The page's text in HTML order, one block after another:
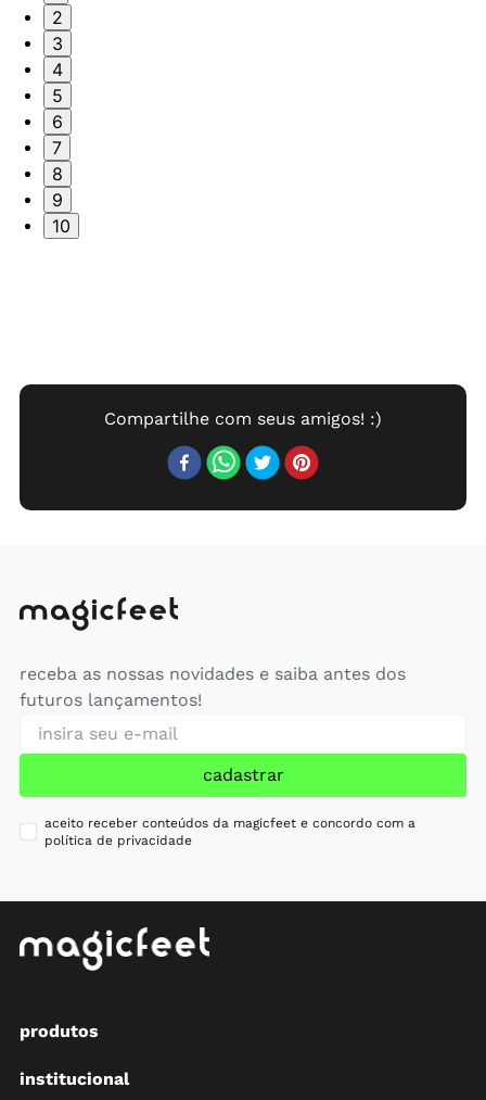
2
3
4
5
6
7
8
9
10
receba as nossas novidades e saiba antes dos
futuros lançamentos!
cadastrar
aceito receber conteúdos da magicfeet e concordo com a
política de privacidade
produtos
institucional